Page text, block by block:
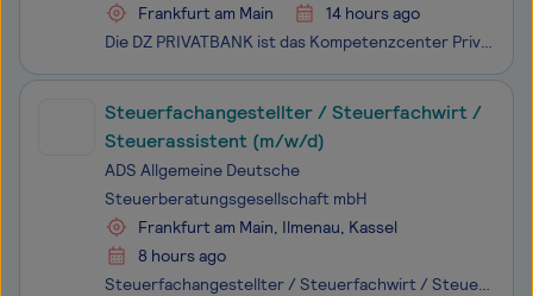
Frankfurt am Main
14 hours ago
Die DZ PRIVATBANK ist das Kompetenzcenter Private Banking sowie bedeutender Akteur für Fondsdienstleistungen und Kredite in allen Währungen innerhalb der Genossenschaftlichen FinanzGruppe Volksbanken Raiffeisenbanken.Die DZ PRIVATBANK ist spezialisiert auf anspruchsvolle, individuelle Lösungen für P
Steuerfachangestellter / Steuerfachwirt /
Steuerassistent (m/w/d)
ADS Allgemeine Deutsche
Steuerberatungsgesellschaft mbH
Frankfurt am Main, Ilmenau, Kassel
8 hours ago
Steuerfachangestellter / Steuerfachwirt / Steuerassistent (m/w/d) am Standort Frankfurt am Main, Ilmenau oder Kassel in Vollzeit zunächst befristet auf ein Jahr Als Teil der EDEKA-Gruppe sind wir deutschlandweit tätig – mit umfassender Expertise in Steuern, Finanzen und Betriebswirtschaft. An 25 S